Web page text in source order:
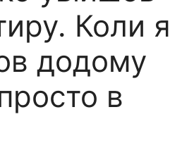
Коли я
додому
в